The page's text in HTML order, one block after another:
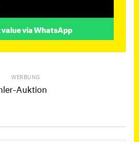
value via WhatsApp
WERBUNG